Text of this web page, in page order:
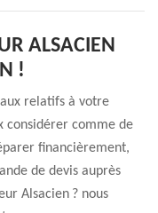
ALSACIEN
!
relatifs à votre
considérer comme de
financièrement,
de devis auprès
Alsacien ? nous